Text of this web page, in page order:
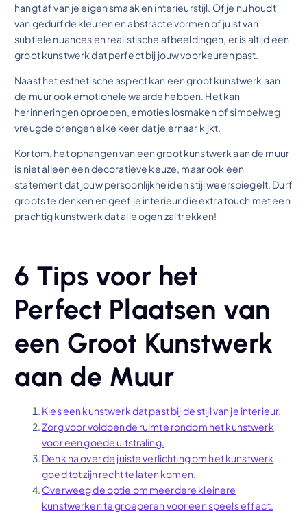
hangt af van je eigen smaak en interieurstijl. Of je nu houdt
van gedurfde kleuren en abstracte vormen of juist van
subtiele nuances en realistische afbeeldingen, er is altijd een
groot kunstwerk dat perfect bij jouw voorkeuren past.
Naast het esthetische aspect kan een groot kunstwerk aan
de muur ook emotionele waarde hebben. Het kan
herinneringen oproepen, emoties losmaken of simpelweg
vreugde brengen elke keer dat je ernaar kijkt.
Kortom, het ophangen van een groot kunstwerk aan de muur
is niet alleen een decoratieve keuze, maar ook een
statement dat jouw persoonlijkheid en stijl weerspiegelt. Durf
groots te denken en geef je interieur die extra touch met een
prachtig kunstwerk dat alle ogen zal trekken!
6 Tips voor het
Perfect Plaatsen van
een Groot Kunstwerk
aan de Muur
Kies een kunstwerk dat past bij de stijl van je interieur.
Zorg voor voldoende ruimte rondom het kunstwerk
voor een goede uitstraling.
Denk na over de juiste verlichting om het kunstwerk
goed tot zijn recht te laten komen.
Overweeg de optie om meerdere kleinere
kunstwerken te groeperen voor een speels effect.